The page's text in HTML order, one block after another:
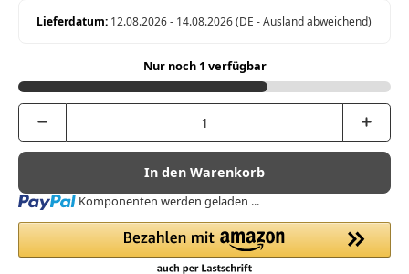
Lieferdatum: 12.08.2026 - 14.08.2026(DE - Ausland abweichend)
Nur noch 1 verfügbar
In den Warenkorb
Loading... Komponenten werden geladen ...